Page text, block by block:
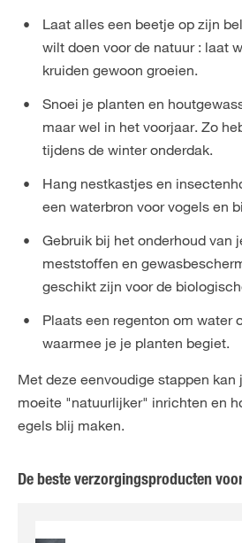
Laat alles een beetje op zijn
wilt doen voor de natuur : laat
kruiden gewoon groeien.
Snoei je planten en
maar wel in het voorjaar. Zo
tijdens de winter onderdak.
Hang nestkastjes en
een waterbron voor vogels en
Gebruik bij het onderhoud van
meststoffen en
geschikt zijn voor de
Plaats een regenton om water
waarmee je je planten begiet.
Met deze eenvoudige stappen kan
moeite "natuurlijker" inrichten en
egels blij maken.
De beste verzorgingsproducten